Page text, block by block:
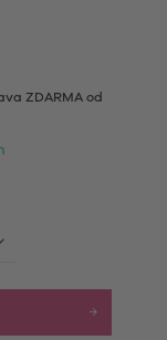
ZDARMA od